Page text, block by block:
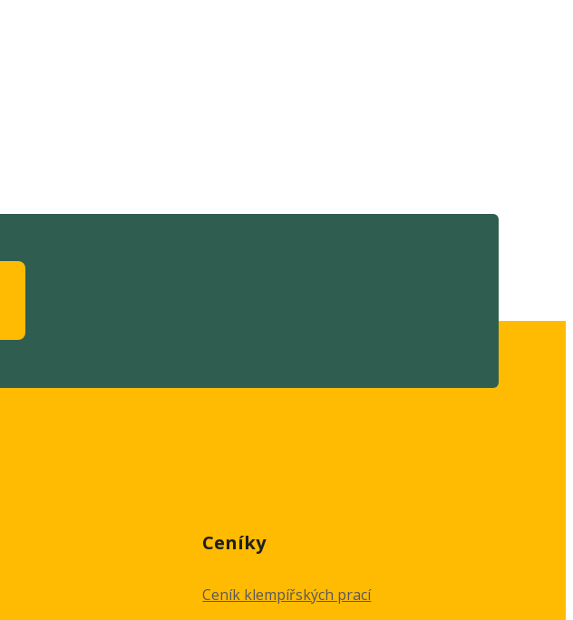
Ceníky
Ceník klempířských prací